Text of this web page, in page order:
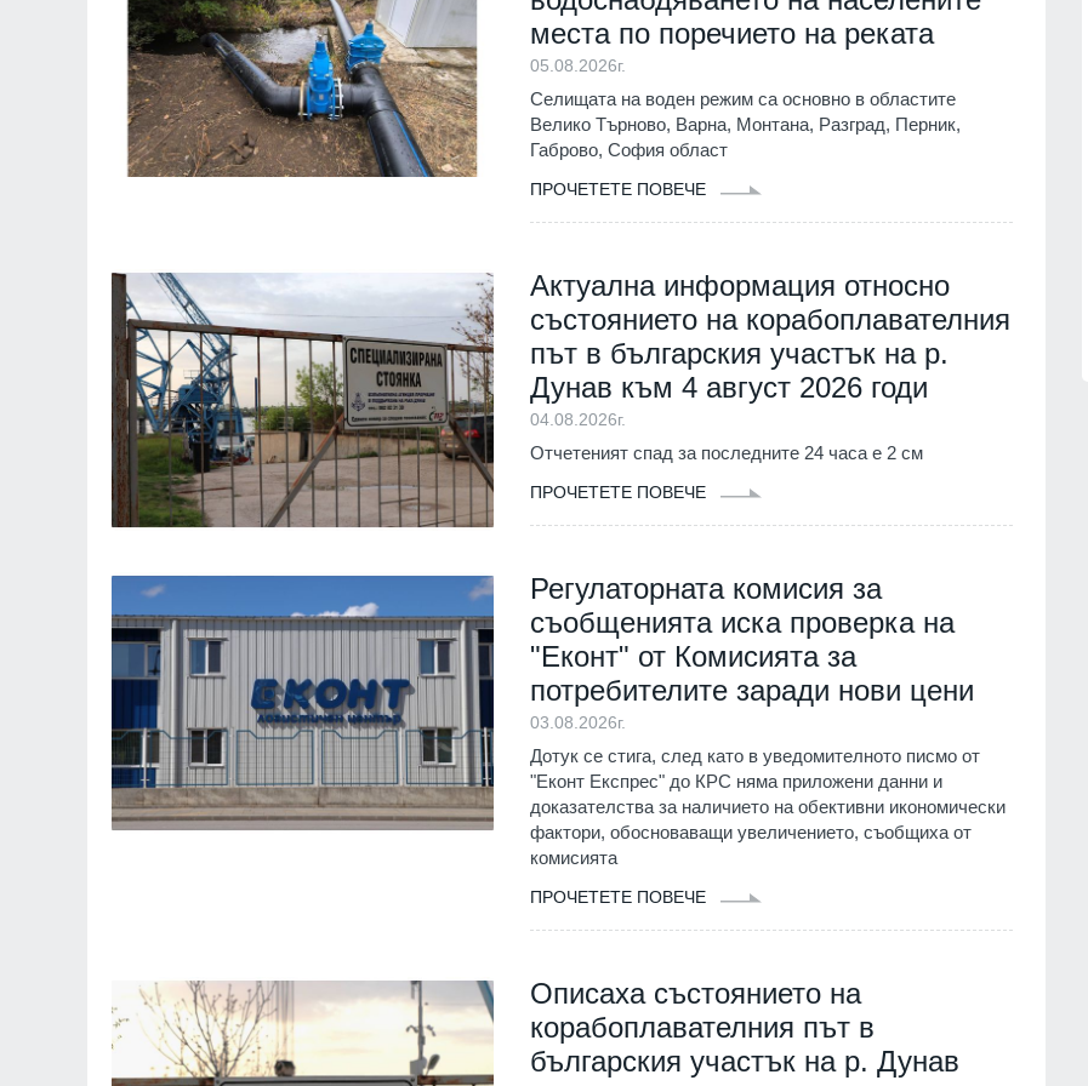
места по поречието на реката
05.08.2026г.
Селищата на воден режим са основно в областите
Велико Търново, Варна, Монтана, Разград, Перник,
Габрово, София област
ПРОЧЕТЕТЕ ПОВЕЧЕ
Актуална информация относно
състоянието на корабоплавателния
път в българския участък на р.
Дунав към 4 август 2026 годи
04.08.2026г.
Отчетеният спад за последните 24 часа е 2 см
ПРОЧЕТЕТЕ ПОВЕЧЕ
Регулаторната комисия за
съобщенията иска проверка на
"Еконт" от Комисията за
потребителите заради нови цени
03.08.2026г.
Дотук се стига, след като в уведомителното писмо от
"Еконт Експрес" до КРС няма приложени данни и
доказателства за наличието на обективни икономически
фактори, обосноваващи увеличението, съобщиха от
комисията
ПРОЧЕТЕТЕ ПОВЕЧЕ
Описаха състоянието на
корабоплавателния път в
българския участък на р. Дунав
11
На 1 август започва Богородичният
пост, ето и кои са имениците днес
Образование и религия 01.08.2026г.
12
Кой подслушва в Община Горна
Оряховица? Още преди три години
монтиран в разклонител
Враца 03.08.2026г.
Днес по АМ "Тракия" и АМ "Струма"
няма да се движат тежки камиони от
15.30 до 22 часа
18
Описаха състоянието на
участък на р. Дунав
Русе